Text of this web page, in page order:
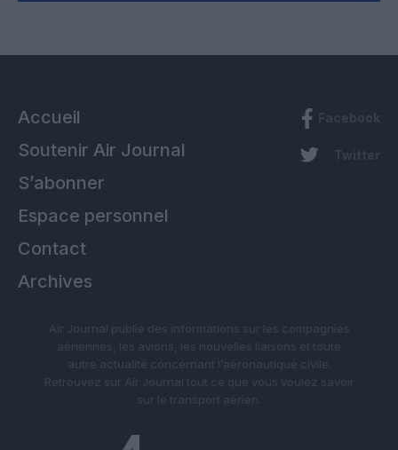
Accueil
Soutenir Air Journal
S’abonner
Espace personnel
Contact
Archives